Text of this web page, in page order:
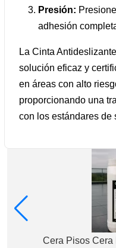
Presión:
adhesión
La Cinta
solución eficaz y
en áreas con alto
proporcionando una
con los estándares de
Cera Pisos